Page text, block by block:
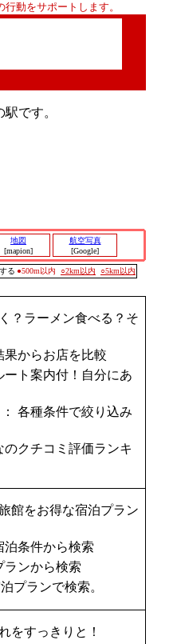
動をサポートします。
駅です。
地図
[mapion]
航空写真
[Google]
る ●500m以内 ○2km以内 ○5km以内
？ラーメン食べる？そ
果からお店を比較
ート案内付！自分にあ
： 各種条件で絞り込み
のクチコミ評価ランキ
館をお得な宿泊プラン
泊条件から検索
ランから検索
プランで検索。
をすっきりと！